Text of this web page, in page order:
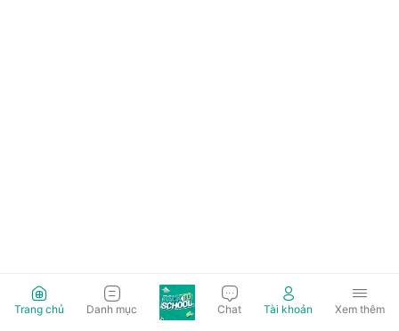
Trang chủ Danh mục Chat Tài khoản Xem thêm